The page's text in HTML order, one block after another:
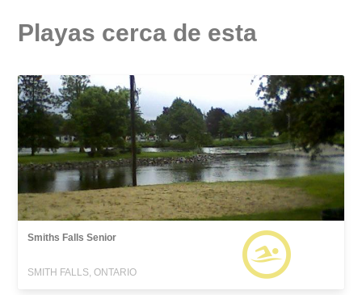
Playas cerca de esta
Smiths Falls Senior
SMITH FALLS, ONTARIO